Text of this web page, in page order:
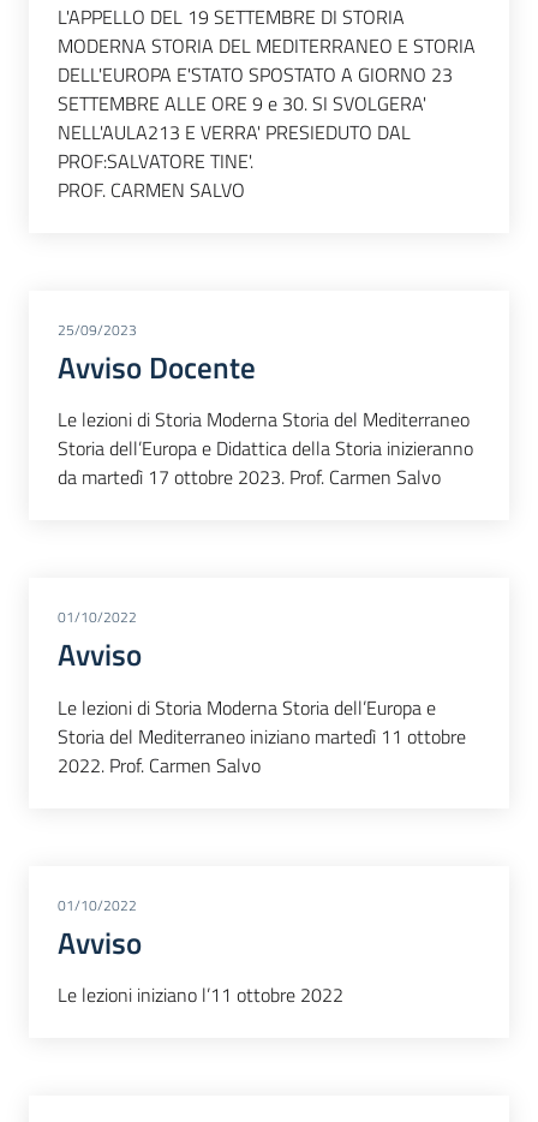
L'APPELLO DEL 19 SETTEMBRE DI STORIA
MODERNA STORIA DEL MEDITERRANEO E STORIA
DELL'EUROPA E'STATO SPOSTATO A GIORNO 23
SETTEMBRE ALLE ORE 9 e 30. SI SVOLGERA'
NELL'AULA213 E VERRA' PRESIEDUTO DAL
PROF:SALVATORE TINE'.
PROF. CARMEN SALVO
25/09/2023
Avviso Docente
Le lezioni di Storia Moderna Storia del Mediterraneo
Storia dell’Europa e Didattica della Storia inizieranno
da martedì 17 ottobre 2023. Prof. Carmen Salvo
01/10/2022
Avviso
Le lezioni di Storia Moderna Storia dell’Europa e
Storia del Mediterraneo iniziano martedì 11 ottobre
2022. Prof. Carmen Salvo
01/10/2022
Avviso
Le lezioni iniziano l’11 ottobre 2022